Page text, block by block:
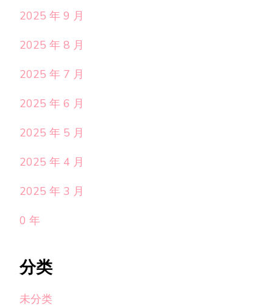
2025 年 9 月
2025 年 8 月
2025 年 7 月
2025 年 6 月
2025 年 5 月
2025 年 4 月
2025 年 3 月
0 年
分类
未分类